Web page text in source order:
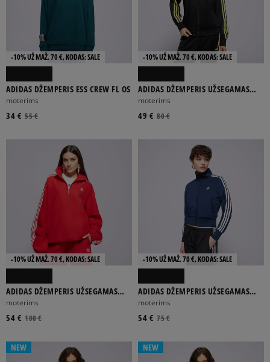
-10% UŽ MAŽ. 70 €, KODAS: SALE
ADIDAS DŽEMPERIS ESS CREW FL OS
moterims
55 €
34 €
-10% UŽ MAŽ. 70 €, KODAS: SALE
ADIDAS DŽEMPERIS UŽSEGAMAS
FBIRD LOOSE
moterims
80 €
49 €
-10% UŽ MAŽ. 70 €, KODAS: SALE
ADIDAS DŽEMPERIS UŽSEGAMAS
OVERSIZED
moterims
100 €
54 €
-10% UŽ MAŽ. 70 €, KODAS: SALE
ADIDAS DŽEMPERIS UŽSEGAMAS
FIREBIRD
moterims
75 €
54 €
NEW NEW